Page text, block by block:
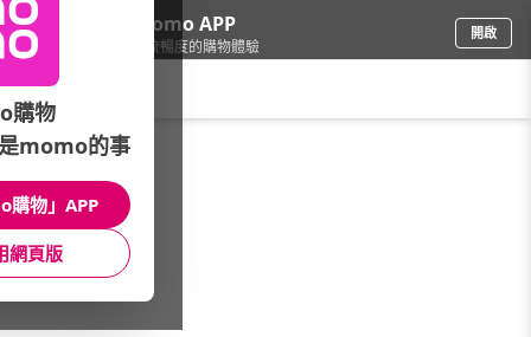
下載momo APP
給你3倍流暢度的購物體驗
開啟
家電/吸塵器/吸塵器品牌(筆劃)
館長推薦 月銷量
購物
momo的事
購物」APP
網頁版